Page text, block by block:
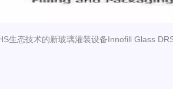
生态技术的新玻璃灌装设备Innofill Glass